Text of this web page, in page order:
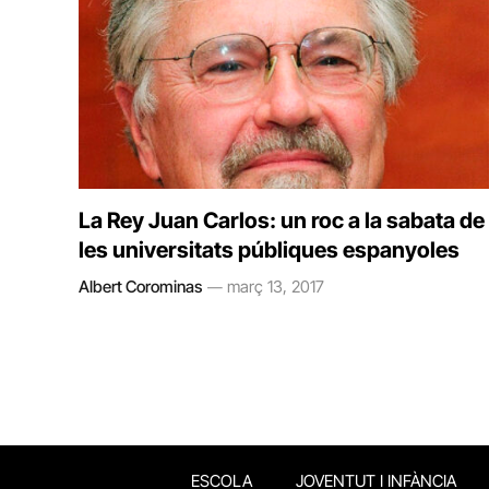
La Rey Juan Carlos: un roc a la sabata de
les universitats públiques espanyoles
Albert Corominas març 13, 2017
ESCOLA JOVENTUT I INFÀNCIA